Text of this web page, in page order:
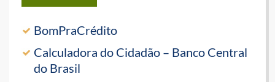
BomPraCrédito
Calculadora do Cidadão – Banco Central
do Brasil